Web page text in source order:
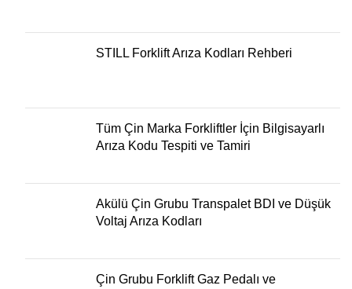
STILL Forklift Arıza Kodları Rehberi
Tüm Çin Marka Forkliftler İçin Bilgisayarlı
Arıza Kodu Tespiti ve Tamiri
Akülü Çin Grubu Transpalet BDI ve Düşük
Voltaj Arıza Kodları
Çin Grubu Forklift Gaz Pedalı ve